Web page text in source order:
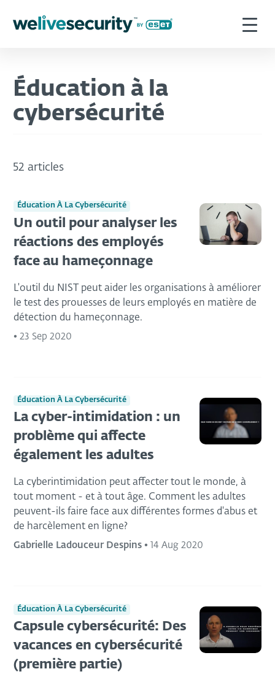
Éducation à la
cybersécurité
52 articles
Éducation À La Cybersécurité
Un outil pour analyser les
réactions des employés
face au hameçonnage
L'outil du NIST peut aider les organisations à améliorer
le test des prouesses de leurs employés en matière de
détection du hameçonnage.
• 23 Sep 2020
Éducation À La Cybersécurité
La cyber-intimidation : un
problème qui affecte
également les adultes
La cyberintimidation peut affecter tout le monde, à
tout moment - et à tout âge. Comment les adultes
peuvent-ils faire face aux différentes formes d'abus et
de harcèlement en ligne?
Gabrielle Ladouceur Despins • 14 Aug 2020
Éducation À La Cybersécurité
Capsule cybersécurité: Des
vacances en cybersécurité
(première partie)